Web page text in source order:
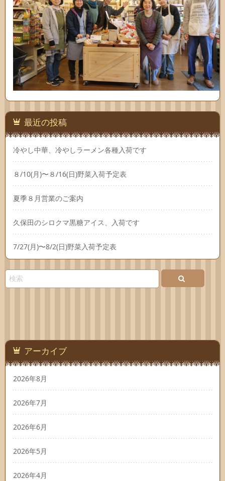
最近の投稿
冷やし中華、冷やしラーメン各種入荷です
８/10(月)〜８/16(日)野菜入荷予定表
夏季８月営業のご案内
久保田のシロクマ黒糖アイス、入荷です
7/27(月)〜8/2(日)野菜入荷予定表
アーカイブ
2026年8月
2026年7月
2026年6月
2026年5月
2026年4月